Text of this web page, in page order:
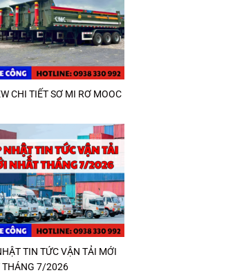
CHI TIẾT SƠ MI RƠ MOOC
TIN TỨC VẬN TẢI MỚI
THÁNG 7/2026